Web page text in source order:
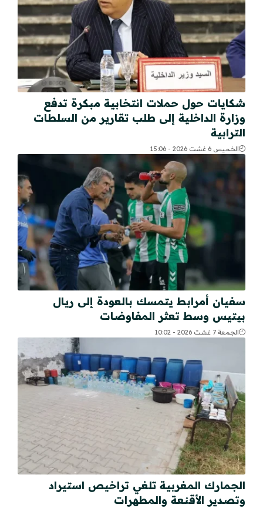
شكايات حول حملات انتخابية مبكرة تدفع
وزارة الداخلية إلى طلب تقارير من السلطات
الترابية
الخميس 6 غشت 2026 - 15:06
سفيان أمرابط يتمسك بالعودة إلى ريال
بيتيس وسط تعثر المفاوضات
الجمعة 7 غشت 2026 - 10:02
الجمارك المغربية تلغي تراخيص استيراد
وتصدير الأقنعة والمطهرات